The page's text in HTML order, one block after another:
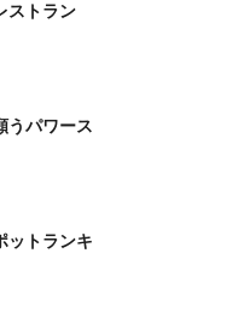
ストラン
うパワース
ットランキ